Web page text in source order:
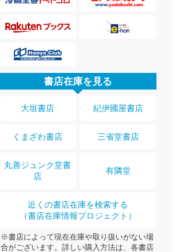
書店在庫を見る
大垣書店 紀伊國屋書店
くまざわ書店 三省堂書店
丸善ジュンク堂書
店
有隣堂
近くの書店在庫を検索する
（書店在庫情報プロジェクト）
※書店によって現在在庫や取り扱いがない場
合がございます。詳しい購入方法は、各書店